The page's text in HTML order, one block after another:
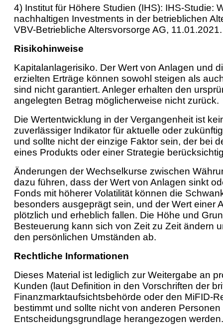
4) Institut für Höhere Studien (IHS): IHS-Studie:
nachhaltigen Investments in der betrieblichen
VBV-Betriebliche Altersvorsorge AG, 11.01.2021.
Risikohinweise
Kapitalanlagerisiko. Der Wert von Anlagen und
erzielten Erträge können sowohl steigen als
sind nicht garantiert. Anleger erhalten den
angelegten Betrag möglicherweise nicht zurück.
Die Wertentwicklung in der Vergangenheit ist
zuverlässiger Indikator für aktuelle oder
und sollte nicht der einzige Faktor sein, der bei
eines Produkts oder einer Strategie
Änderungen der Wechselkurse zwischen
dazu führen, dass der Wert von Anlagen sinkt
Fonds mit höherer Volatilität können die
besonders ausgeprägt sein, und der Wert einer
plötzlich und erheblich fallen. Die Höhe und
Besteuerung kann sich von Zeit zu Zeit ändern
den persönlichen Umständen ab.
Rechtliche Informationen
Dieses Material ist lediglich zur Weitergabe an
Kunden (laut Definition in den Vorschriften der
Finanzmarktaufsichtsbehörde oder den MiFID-
bestimmt und sollte nicht von anderen Personen
Entscheidungsgrundlage herangezogen werden.